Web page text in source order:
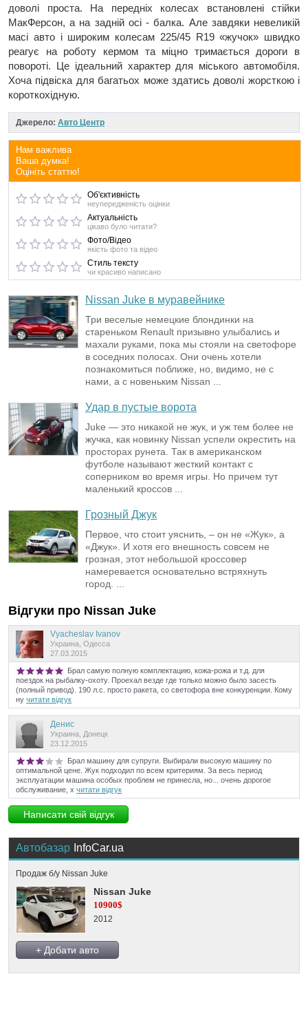
доволі проста. На передніх колесах встановлені стійки
МакФерсон, а на задній осі - балка. Але завдяки невеликій
масі авто і широким колесам 225/45 R19 «жучок» швидко
реагує на роботу кермом та міцно тримається дороги в
повороті. Це ідеальний характер для міського автомобіля.
Хоча підвіска для багатьох може здатись доволі жорсткою і
короткохідную.
Джерело: Авто Центр
Нам важлива
Ваша думка!
Оцініть статтю!
Об'єктивність
неупередженість оцінки
Актуальність
цікаво було читати?
Фото/Відео
якість фото та відео
Стиль тексту
чи красиво написано
Nissan Juke в муравейнике
Три веселые немецкие блондинки на
стареньком Renault призывно улыбались и
махали руками, пока мы стояли на светофоре
в соседних полосах. Они очень хотели
познакомиться поближе, но, видимо, не с
нами, а с новеньким Nissan ...
Удар в пустые ворота
Juke — это никакой не жук, и уж тем более не
жучка, как новинку Nissan успели окрестить на
просторах рунета. Так в американском
футболе называют жесткий контакт с
соперником во время игры. Но причем тут
маленький кроссов ...
Грозный Джук
Первое, что стоит уяснить, – он не «Жук», а
«Джук». И хотя его внешность совсем не
грозная, этот небольшой кроссовер
намеревается основательно встряхнуть
город. ...
Відгуки про Nissan Juke
Vyacheslav Ivanov
Украина, Одесса
27.03.2015
Брал самую полную комплектацию, кожа-рожа и т.д. для
поездок на рыбалку-охоту. Проехал везде где только можно было засесть
(полный привод). 190 л.с. просто ракета, со светофора вне конкуренции. Кому
ну читати відгук
Денис
Украина, Донецк
23.12.2015
Брал машину для супруги. Выбирали высокую машину по
оптимальной цене. Жук подходил по всем критериям. За весь период
эксплуатации машина особых проблем не принесла, но... очень дорогое
обслуживание, х читати відгук
Написати свій відгук
Автобазар InfoCar.ua
Продаж б/у Nissan Juke
Nissan Juke
10900$
2012
+ Добати авто